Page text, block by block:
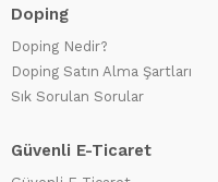
Doping
Doping Nedir?
Doping Satın Alma Şartları
Sık Sorulan Sorular
Güvenli E-Ticaret